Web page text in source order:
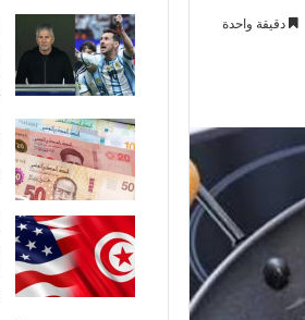
دقيقة واحدة